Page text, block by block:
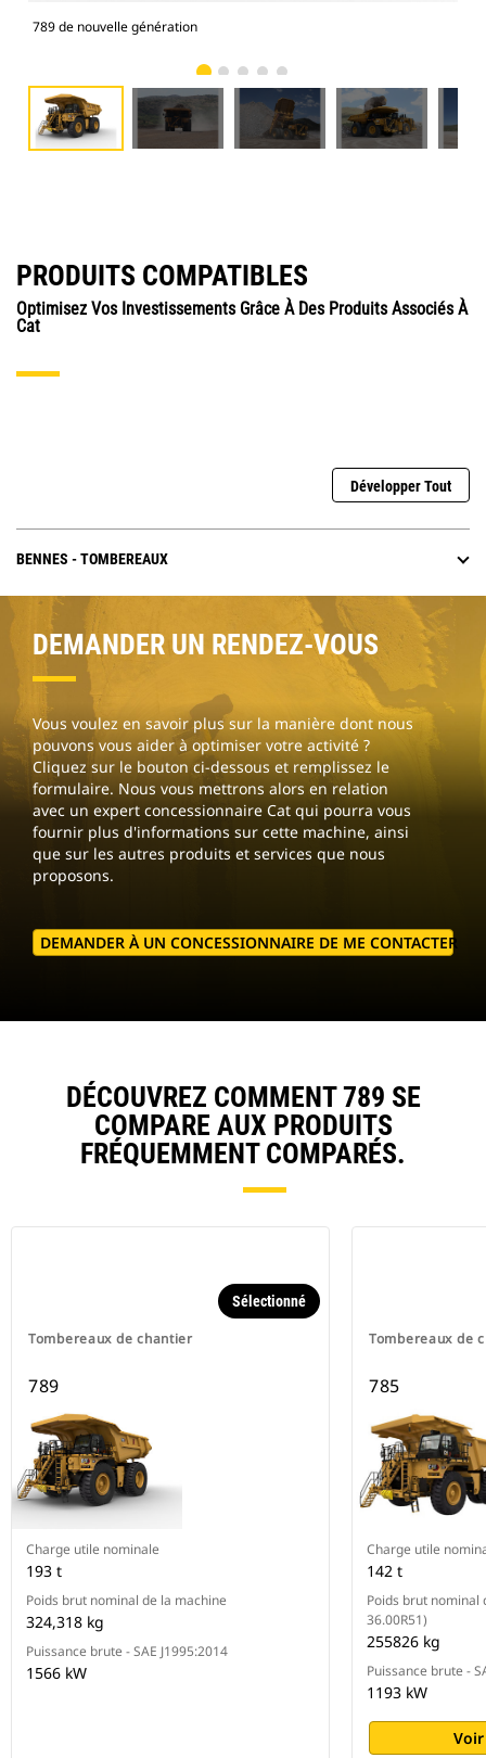
789 de nouvelle génération
PRODUITS COMPATIBLES
Optimisez Vos Investissements Grâce À Des Produits Associés À
Cat
Développer Tout
BENNES - TOMBEREAUX
DEMANDER UN RENDEZ-VOUS
Vous voulez en savoir plus sur la manière dont nous
pouvons vous aider à optimiser votre activité ?
Cliquez sur le bouton ci-dessous et remplissez le
formulaire. Nous vous mettrons alors en relation
avec un expert concessionnaire Cat qui pourra vous
fournir plus d'informations sur cette machine, ainsi
que sur les autres produits et services que nous
proposons.
DEMANDER À UN CONCESSIONNAIRE DE ME CONTACTER
DÉCOUVREZ COMMENT 789 SE
COMPARE AUX PRODUITS
FRÉQUEMMENT COMPARÉS.
Tombereaux de chantier
Sélectionné
789
Charge utile nominale
193 t
Poids brut nominal de la machine
324,318 kg
Puissance brute - SAE J1995:2014
1566 kW
Tombereaux de
785
Charge utile
142 t
Poids brut nominal
36.00R51)
255826 kg
Puissance brute -
1193 kW